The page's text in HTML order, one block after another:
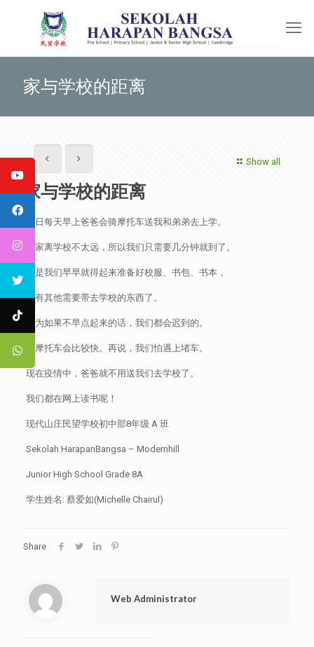
家与学校的距离
Show all
家与学校的距离
往日每天早上爸爸会骑摩托车送我和弟弟去上学。
我家离学校不太远，所以我们只需要几分钟就到了。
但是我们早早就得起来准备好校服、书包、书本，
还有其他需要带去学校的东西了。
因为如果不早点起来的话，我们都会迟到的。
骑摩托车会比较快。再说，我们怕遇上堵车。
现在疫情中，爸爸就不用送我们去学校了。
我们都在网上读书呢！
现代山庄民望学校初中部8年级 A 班
Sekolah HarapanBangsa – Modernhill
Junior High School Grade 8A
学生姓名: 蔡爱如(Michelle Chairul)
Share
Web Administrator